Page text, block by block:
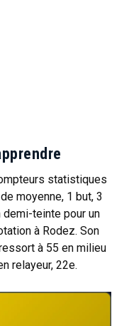
statistiques
moyenne, 1 but, 3
teinte pour un
à Rodez. Son
à 55 en milieu
relayeur, 22e.